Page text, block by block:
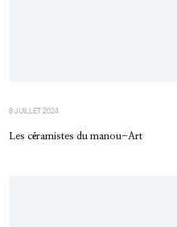
8 JUILLET 2024
Les céramistes du manou-Art